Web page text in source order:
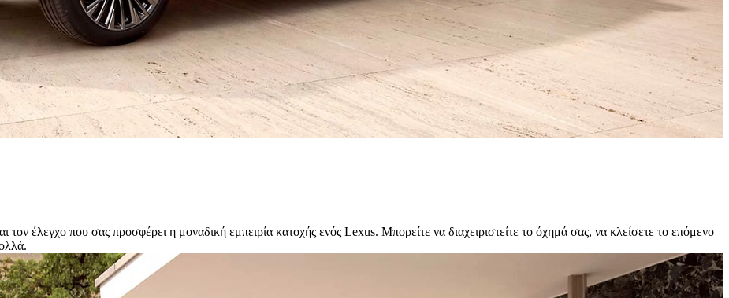
έλεγχο που σας προσφέρει η μοναδική εμπειρία κατοχής ενός Lexus. Μπορείτε να διαχειριστείτε το όχημά σας, να κλείσετε το επόμενο